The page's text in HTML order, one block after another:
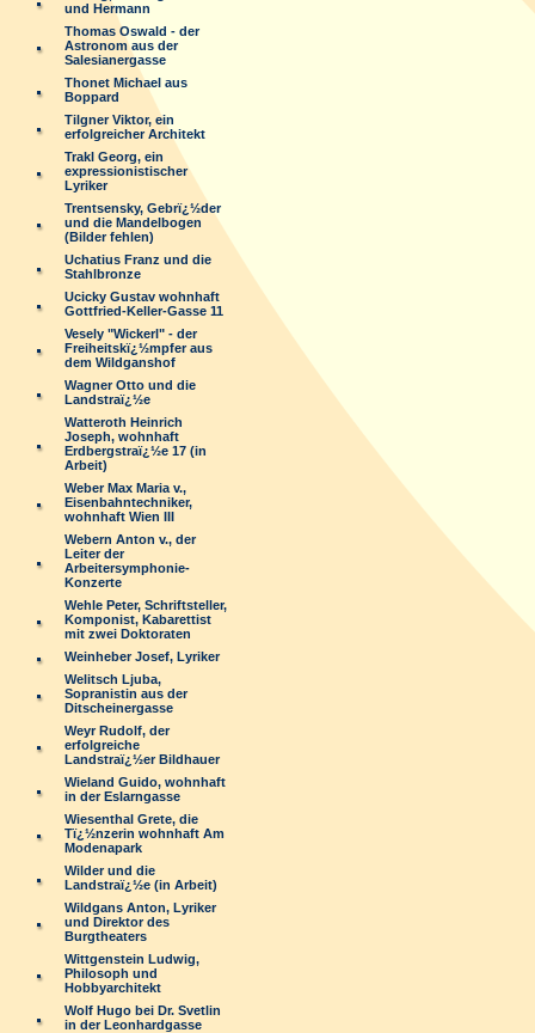
und Hermann
Thomas Oswald - der
Astronom aus der
Salesianergasse
Thonet Michael aus
Boppard
Tilgner Viktor, ein
erfolgreicher Architekt
Trakl Georg, ein
expressionistischer
Lyriker
Trentsensky, Gebrï¿½der
und die Mandelbogen
(Bilder fehlen)
Uchatius Franz und die
Stahlbronze
Ucicky Gustav wohnhaft
Gottfried-Keller-Gasse 11
Vesely "Wickerl" - der
Freiheitskï¿½mpfer aus
dem Wildganshof
Wagner Otto und die
Landstraï¿½e
Watteroth Heinrich
Joseph, wohnhaft
Erdbergstraï¿½e 17 (in
Arbeit)
Weber Max Maria v.,
Eisenbahntechniker,
wohnhaft Wien III
Webern Anton v., der
Leiter der
Arbeitersymphonie-
Konzerte
Wehle Peter, Schriftsteller,
Komponist, Kabarettist
mit zwei Doktoraten
Weinheber Josef, Lyriker
Welitsch Ljuba,
Sopranistin aus der
Ditscheinergasse
Weyr Rudolf, der
erfolgreiche
Landstraï¿½er Bildhauer
Wieland Guido, wohnhaft
in der Eslarngasse
Wiesenthal Grete, die
Tï¿½nzerin wohnhaft Am
Modenapark
Wilder und die
Landstraï¿½e (in Arbeit)
Wildgans Anton, Lyriker
und Direktor des
Burgtheaters
Wittgenstein Ludwig,
Philosoph und
Hobbyarchitekt
Wolf Hugo bei Dr. Svetlin
in der Leonhardgasse